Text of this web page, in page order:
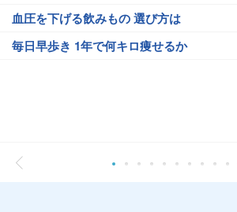
血圧を下げる飲みもの 選び方は
毎日早歩き 1年で何キロ痩せるか